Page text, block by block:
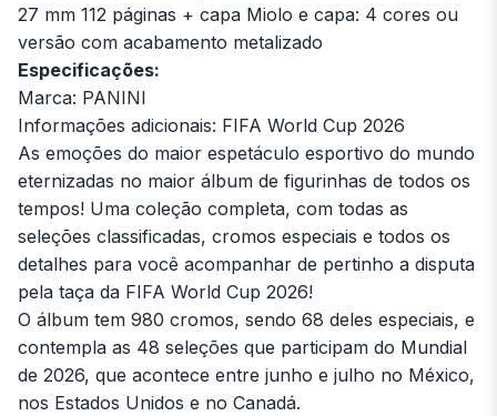
27 mm 112 páginas + capa Miolo e capa: 4 cores ou
versão com acabamento metalizado
Especificações:
Marca: PANINI
Informações adicionais: FIFA World Cup 2026
As emoções do maior espetáculo esportivo do mundo
eternizadas no maior álbum de figurinhas de todos os
tempos! Uma coleção completa, com todas as
seleções classificadas, cromos especiais e todos os
detalhes para você acompanhar de pertinho a disputa
pela taça da FIFA World Cup 2026!
O álbum tem 980 cromos, sendo 68 deles especiais, e
contempla as 48 seleções que participam do Mundial
de 2026, que acontece entre junho e julho no México,
nos Estados Unidos e no Canadá.